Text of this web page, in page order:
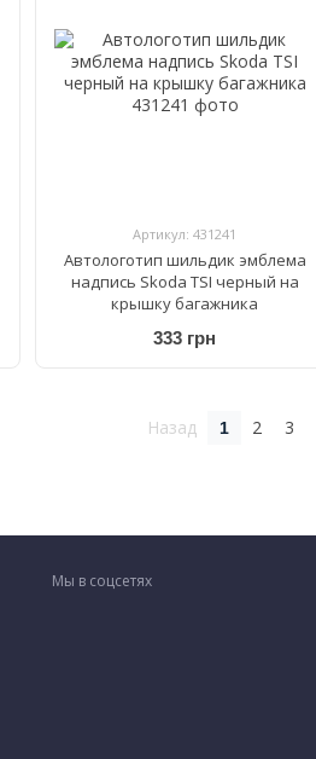
Артикул: 431241
Автологотип шильдик эмблема
надпись Skoda TSI черный на
крышку багажника
333 грн
Назад 1 2 3
Мы в соцсетях